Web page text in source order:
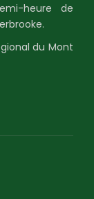
heure de
du Mont